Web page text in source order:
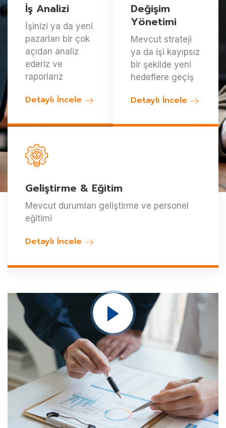
İş Analizi
İşinizi ya da yeni
pazarları bir çok
açıdan analiz
ederiz ve
raporlarız
Detaylı İncele
Değişim
Yönetimi
Mevcut strateji
ya da işi kayıpsız
bir şekilde yeni
hedeflere geçiş
Detaylı İncele
Geliştirme & Eğitim
Mevcut durumları geliştirme ve personel
eğitimi
Detaylı İncele